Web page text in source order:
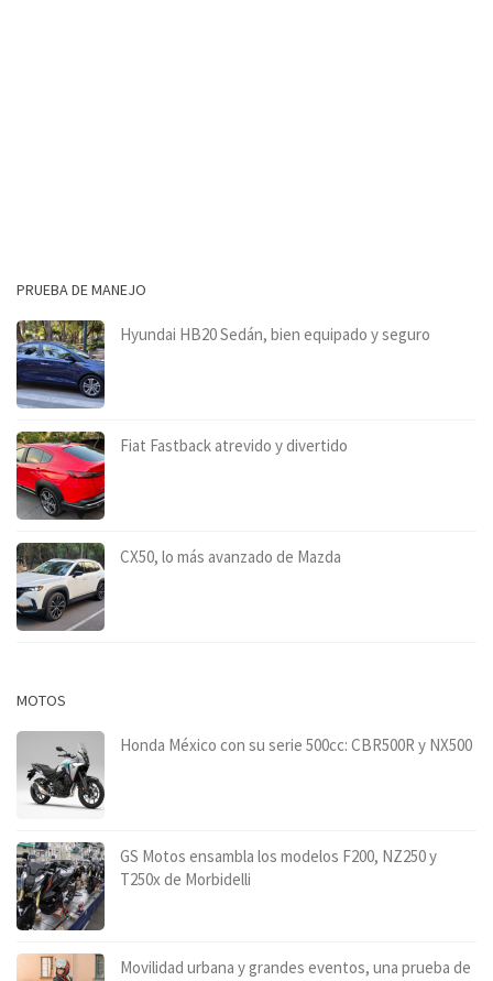
PRUEBA DE MANEJO
Hyundai HB20 Sedán, bien equipado y seguro
Fiat Fastback atrevido y divertido
CX50, lo más avanzado de Mazda
MOTOS
Honda México con su serie 500cc: CBR500R y NX500
GS Motos ensambla los modelos F200, NZ250 y
T250x de Morbidelli
Movilidad urbana y grandes eventos, una prueba de